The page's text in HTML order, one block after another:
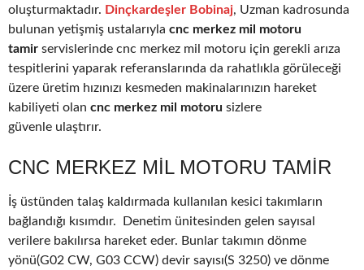
oluşturmaktadır. Dinçkardeşler Bobinaj, Uzman kadrosunda
bulunan yetişmiş ustalarıyla cnc merkez mil motoru
tamir servislerinde cnc merkez mil motoru için gerekli arıza
tespitlerini yaparak referanslarında da rahatlıkla görüleceği
üzere üretim hızınızı kesmeden makinalarınızın hareket
kabiliyeti olan cnc merkez mil motoru sizlere
güvenle ulaştırır.
CNC MERKEZ MIL MOTORU TAMIR
İş üstünden talaş kaldırmada kullanılan kesici takımların
bağlandığı kısımdır. Denetim ünitesinden gelen sayısal
verilere bakılırsa hareket eder. Bunlar takımın dönme
yönü(G02 CW, G03 CCW) devir sayısı(S 3250) ve dönme